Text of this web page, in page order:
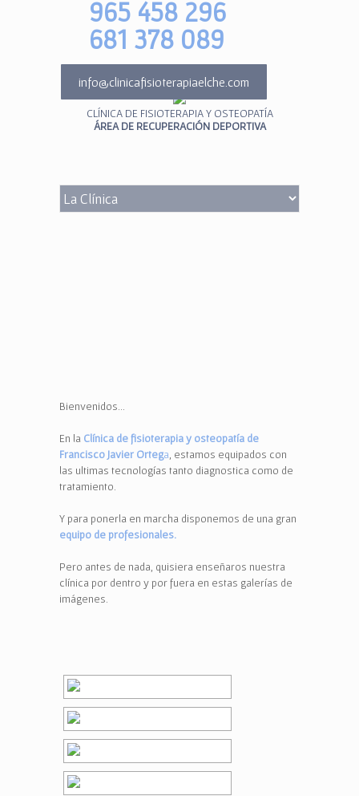
965 458 296
681 378 089
info@clinicafisioterapiaelche.com
CLÍNICA DE FISIOTERAPIA Y OSTEOPATÍA
ÁREA DE RECUPERACIÓN DEPORTIVA
Bienvenidos…
En la Clínica de fisioterapia y osteopatía de
Francisco Javier Ortega , estamos equipados con
las ultimas tecnologías tanto diagnostica como de
tratamiento.
Y para ponerla en marcha disponemos de una gran
equipo de profesionales.
Pero antes de nada, quisiera enseñaros nuestra
clínica por dentro y por fuera en estas galerías de
imágenes.